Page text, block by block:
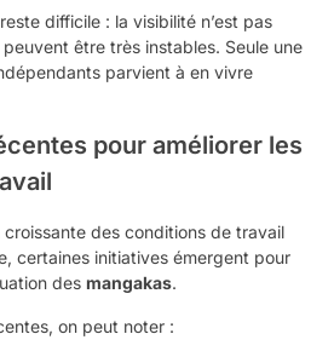
difficile : la visibilité n’est pas
être très instables. Seule une
parvient à en vivre
pour améliorer les
des conditions de travail
certaines initiatives émergent pour
desmangakas.
on peut noter :